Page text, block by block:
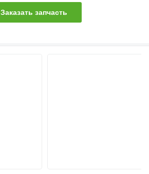
Заказать запчасть